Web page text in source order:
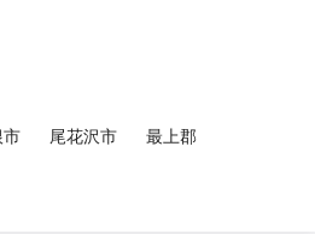
尾花沢市
最上郡